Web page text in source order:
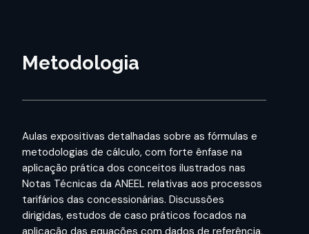
Metodologia
Aulas expositivas detalhadas sobre as fórmulas e
metodologias de cálculo, com forte ênfase na
aplicação prática dos conceitos ilustrados nas
Notas Técnicas da ANEEL relativas aos processos
tarifários das concessionárias. Discussões
dirigidas, estudos de caso práticos focados na